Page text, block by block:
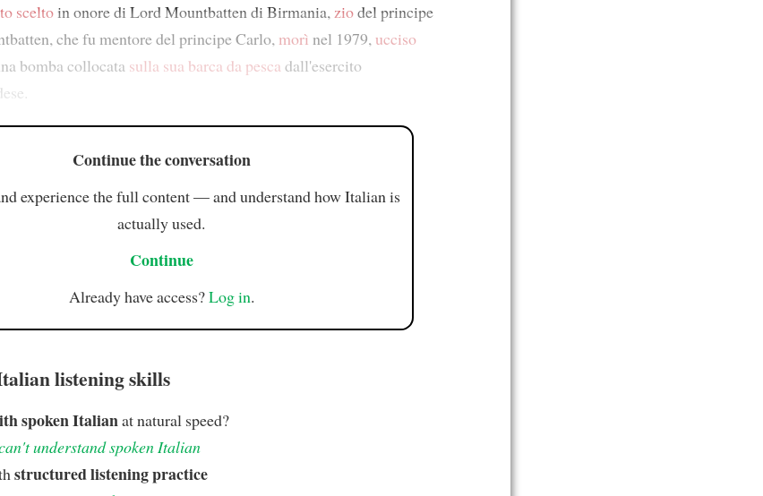
sceltoin onore di Lord Mountbatten di Birmania,ziodel principe
che fu mentore del principe Carlo, morì nel 1979,ucciso
bomba collocata sulla sua barca da pesca dall'esercito
Continue the conversation
experience the full content — and understand how Italian is
actually used.
Continue
Already have access?Log in.
listening skills
spoken Italianat natural speed?
understand spoken Italian
structured listening practice